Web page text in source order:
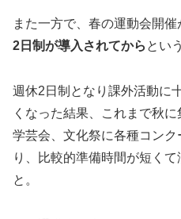
また一方で、春の運動会開催
2日制が導入されてから とい
週休2日制となり課外活動に
くなった結果、これまで秋
学芸会、文化祭に各種コン
り、比較的準備時間が短くて
と。